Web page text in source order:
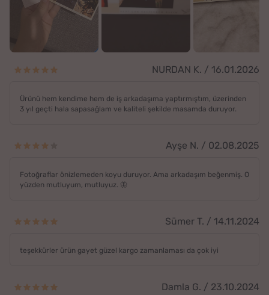
NURDAN K. / 16.01.2026
Ürünü hem kendime hem de iş arkadaşıma yaptırmıştım, üzerinden
3 yıl geçti hala sapasağlam ve kaliteli şekilde masamda duruyor.
Ayşe N. / 02.08.2025
Fotoğraflar önizlemeden koyu duruyor. Ama arkadaşım beğenmiş. O
yüzden mutluyum, mutluyuz. 🦋
Sümer T. / 14.11.2024
teşekkürler ürün gayet güzel kargo zamanlaması da çok iyi
Damla G. / 23.10.2024